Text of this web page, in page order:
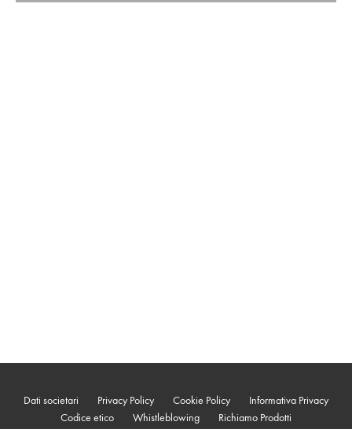
Dati societari Privacy Policy Cookie Policy
Informativa Privacy
Codice etico
Whistleblowing
Richiamo Prodotti